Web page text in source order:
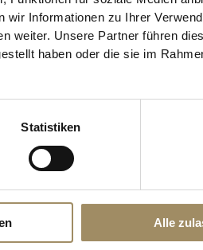
wir Informationen zu Ihrer
weiter. Unsere Partner führen
haben oder die sie im
Statistiken
Alle
Datenschutz